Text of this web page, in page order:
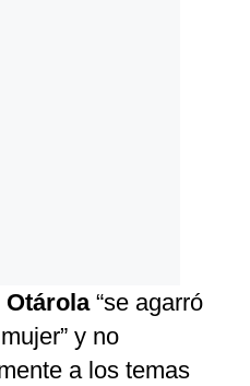
Otárola “se agarró
y no
a los temas